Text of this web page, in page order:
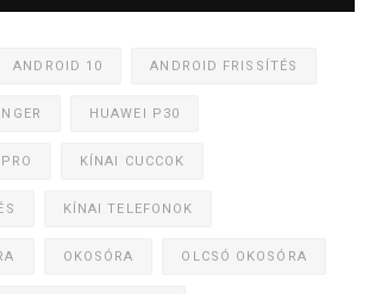
ANDROID 10 ANDROID FRISSÍTÉS
HUAWEI P30
KÍNAI CUCCOK
KÍNAI TELEFONOK
OKOSÓRA OLCSÓ OKOSÓRA